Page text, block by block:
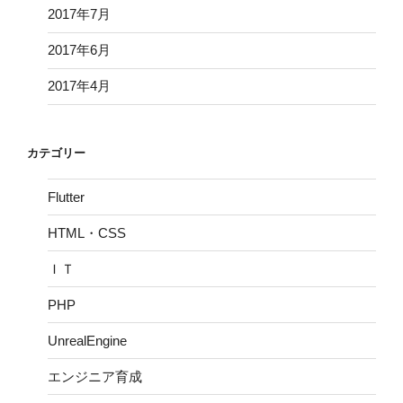
2017年7月
2017年6月
2017年4月
カテゴリー
Flutter
HTML・CSS
ＩＴ
PHP
UnrealEngine
エンジニア育成